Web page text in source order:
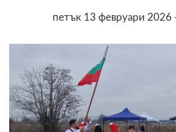
петък 13 февруари 2026